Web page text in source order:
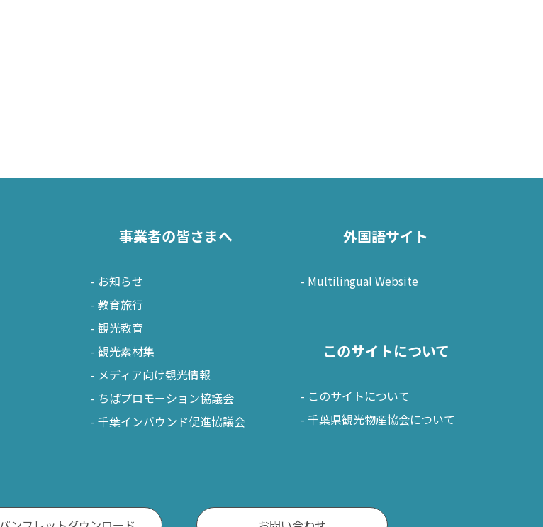
事業者の皆さまへ
お知らせ
教育旅行
観光教育
観光素材集
メディア向け観光情報
ちばプロモーション協議会
千葉インバウンド促進協議会
外国語サイト
Multilingual Website
このサイトについて
このサイトについて
千葉県観光物産協会について